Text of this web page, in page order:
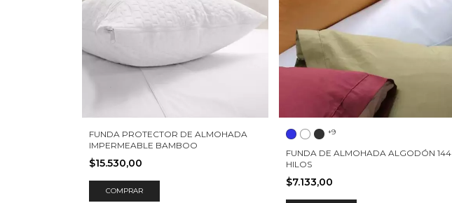
FUNDA PROTECTOR DE ALMOHADA
IMPERMEABLE BAMBOO
$15.530,00
COMPRAR
+9
FUNDA DE ALMOHADA ALGODÓN 144
HILOS
$7.133,00